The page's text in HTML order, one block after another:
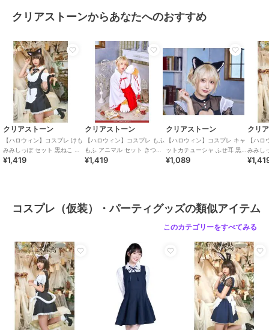
クリアストーンからあなたへのおすすめ
クリアストーン
【ハロウィン】コスプレ けも
みみしっぽ セット 黒ねこ ユ
ニセックス ブラック
¥1,419
クリアストーン
【ハロウィン】コスプレ もふ
もふ アニマル セット きつね
の手 ユニセックス ブラウン
¥1,419
クリアストーン
【ハロウィン】コスプレ キャ
ットカチューシャ ふせ耳 黒×
ピンク ユニセックス
¥1,089
クリ
【ハ
みみし
ニセッ
コスプレ（仮装）・パーティグッズの類似アイテム
このカテゴリーをすべてみる